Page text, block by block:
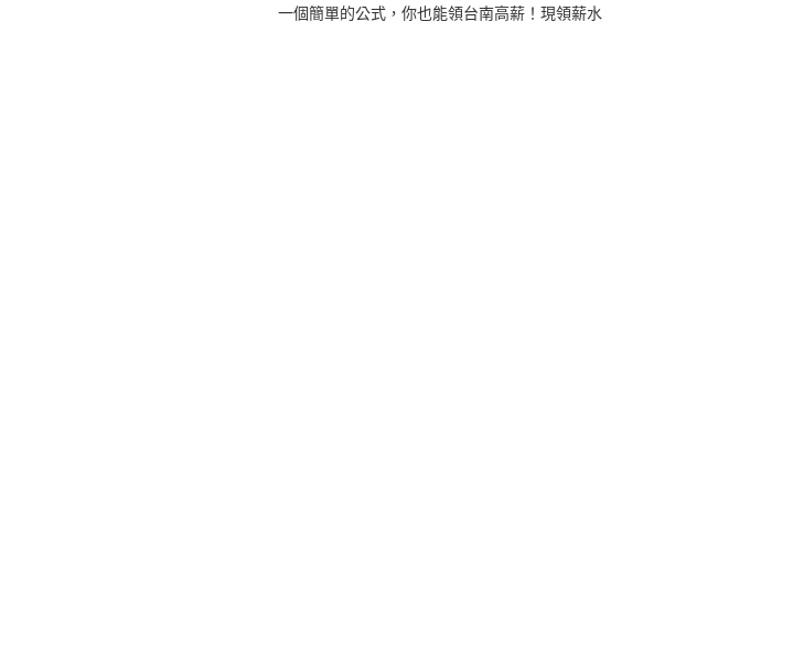
一個簡單的公式，你也能領台南高薪！現領薪水